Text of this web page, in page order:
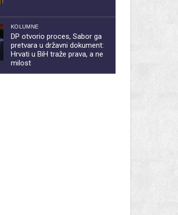
KOLUMNE
DP otvorio proces, Sabor ga
pretvara u državni dokument:
Hrvati u BiH traže prava, a ne
milost